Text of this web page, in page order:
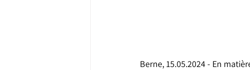
Berne, 15.05.2024 - En